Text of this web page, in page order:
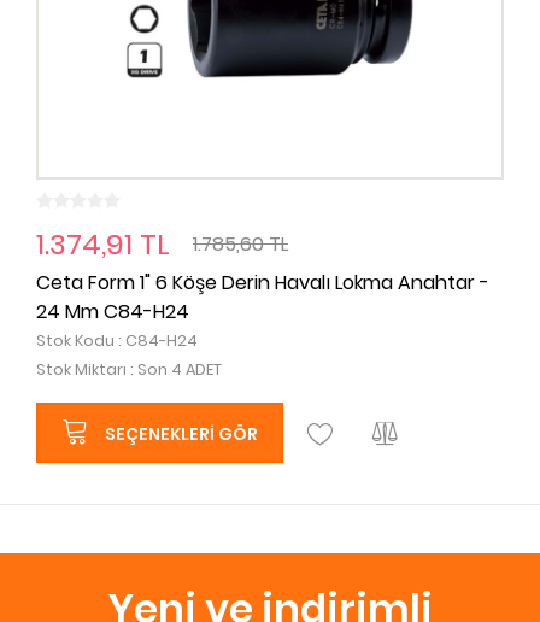
1.374,91 TL
1.785,60 TL
Ceta Form 1" 6 Köşe Derin Havalı Lokma Anahtar -
24 Mm C84-H24
Stok Kodu : C84-H24
Stok Miktarı : Son 4 ADET
SEÇENEKLERI GÖR
Yeni ve indirimli